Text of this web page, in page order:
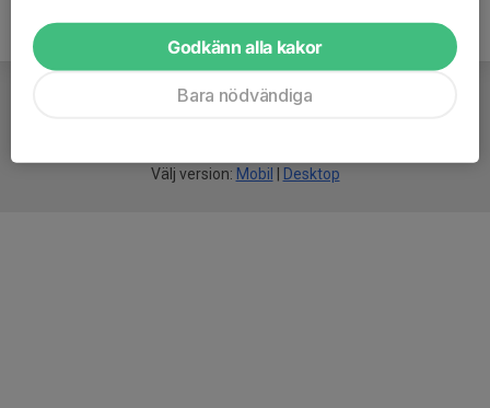
Välj version: Mobil Desktop
Godkänn alla kakor
Bara nödvändiga